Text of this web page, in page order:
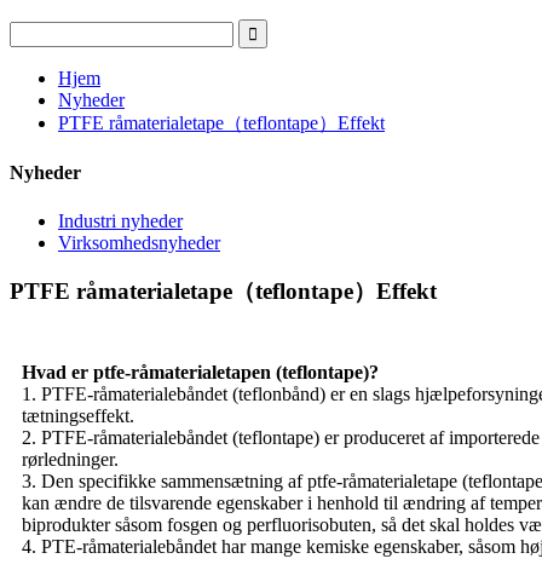
Hjem
Nyheder
PTFE råmaterialetape（teflontape）Effekt
Nyheder
Industri nyheder
Virksomhedsnyheder
PTFE råmaterialetape（teflontape）Effekt
Hvad er ptfe-råmaterialetapen (teflontape)?
1. PTFE-råmaterialebåndet (teflonbånd) er en slags
tætningseffekt.
2. PTFE-råmaterialebåndet (teflontape) er produceret af
rørledninger.
3. Den specifikke sammensætning af ptfe-råmaterialetape
kan ændre de tilsvarende egenskaber i henhold til ændring af
biprodukter såsom fosgen og perfluorisobuten, så det skal holdes
4. PTE-råmaterialebåndet har mange kemiske egenskaber, såsom